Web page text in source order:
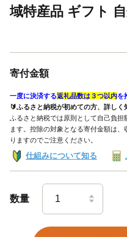
域特産品 ギフト
寄付金額
一度に決済する返礼品数は３つ以内を
🔰ふるさと納税が初めての方、詳しく
ふるさと納税では原則として自己負担
ます。控除の対象となる寄付金額は
りますのでご注意ください。
仕組みについて知る
数量